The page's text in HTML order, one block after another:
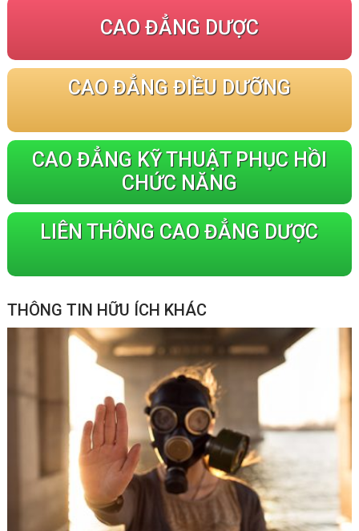
CAO ĐẲNG DƯỢC
CAO ĐẲNG ĐIỀU DƯỠNG
CAO ĐẲNG KỸ THUẬT PHỤC HỒI
CHỨC NĂNG
LIÊN THÔNG CAO ĐẲNG DƯỢC
THÔNG TIN HỮU ÍCH KHÁC